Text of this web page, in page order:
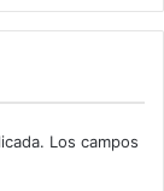
Los campos